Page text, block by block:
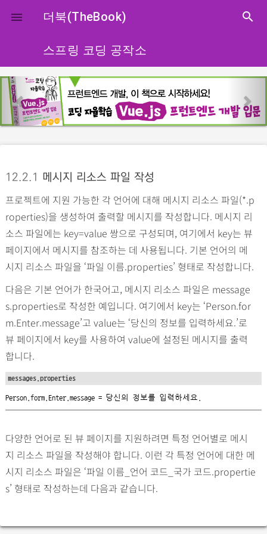
close
 더북(TheBook) search
스프링 코딩 공작소
p
r
e
u
s
e
x
12.2.1 메시지 리소스 파일 작성
프로젝트에 지원 가능한 각 언어에 대해 메시지 리소스 파일(*.p
roperties)을 생성하여 출력할 메시지를 작성합니다. 메시지 리
소스 파일에는 key=value 쌍으로 구성되며, 여기에서 key는 뷰
페이지에서 메시지를 참조하는 데 사용됩니다. 기본 언어의 메
시지 리소스 파일을 ‘파일 이름.properties’ 형태로 작성합니다.
다음은 기본 언어가 한국어고, 메시지 리소스 파일은 message
s.properties로 작성한 예입니다. 여기에서 key는 ‘Person.for
m.Enter.message’고 value는 ‘당신의 정보를 입력하세요.’로
뷰 페이지에서 key를 사용하여 value에 설정된 메시지를 출력
합니다.
messages.properties
Person.form.Enter.message = 당신의 정보를 입력하세요.
다양한 언어로 된 뷰 페이지를 지원하려면 특정 언어별로 메시
지 리소스 파일을 작성해야 합니다. 이런 각 특정 언어에 대한 메
시지 리소스 파일은 ‘파일 이름_언어 코드_국가 코드.propertie
s’ 형태로 작성하는데 다음과 같습니다.